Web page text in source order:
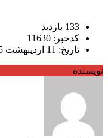
133 بازدید
کدخبر: 11630
تاریخ: 11 اردیبهشت 1405
نویسنده